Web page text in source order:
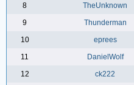
8
TheUnknown
9
Thunderman
10
eprees
11
DanielWolf
12
ck222